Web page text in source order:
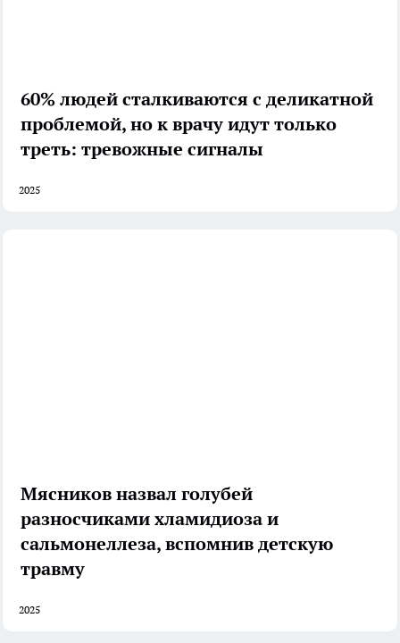
60% людей сталкиваются с деликатной
проблемой, но к врачу идут только
треть: тревожные сигналы
2025
Мясников назвал голубей
разносчиками хламидиоза и
сальмонеллеза, вспомнив детскую
травму
2025